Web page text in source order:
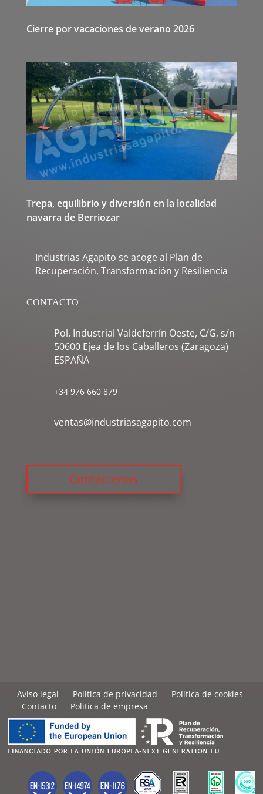
Cierre por vacaciones de verano 2026
Trepa, equilibrio y diversión en la localidad
navarra de Berriozar
Industrias Agapito se acoge al Plan de
Recuperación, Transformación y Resiliencia
CONTACTO
Pol. Industrial Valdeferrín Oeste, C/G, s/n
50600 Ejea de los Caballeros (Zaragoza)
ESPAÑA
+34 976 660 879
ventas@industriasagapito.com
Contáctenos
Aviso legal Política de privacidad
Política de cookies
Contacto
Politica de empresa